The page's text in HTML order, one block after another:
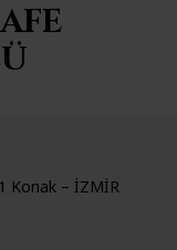
Konak – İZMİR